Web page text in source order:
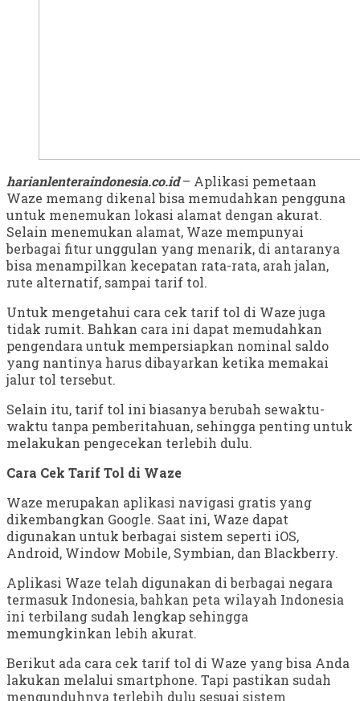
harianlenteraindonesia.co.id– Aplikasi pemetaan
Waze memang dikenal bisa memudahkan pengguna
untuk menemukan lokasi alamat dengan akurat.
Selain menemukan alamat, Waze mempunyai
berbagai fitur unggulan yang menarik, di antaranya
bisa menampilkan kecepatan rata-rata, arah jalan,
rute alternatif, sampai tarif tol.
Untuk mengetahui cara cek tarif tol di Waze juga
tidak rumit. Bahkan cara ini dapat memudahkan
pengendara untuk mempersiapkan nominal saldo
yang nantinya harus dibayarkan ketika memakai
jalur tol tersebut.
Selain itu, tarif tol ini biasanya berubah sewaktu-
waktu tanpa pemberitahuan, sehingga penting untuk
melakukan pengecekan terlebih dulu.
Cara Cek Tarif Tol di Waze
Waze merupakan aplikasi navigasi gratis yang
dikembangkan Google. Saat ini, Waze dapat
digunakan untuk berbagai sistem seperti iOS,
Android, Window Mobile, Symbian, dan Blackberry.
Aplikasi Waze telah digunakan di berbagai negara
termasuk Indonesia, bahkan peta wilayah Indonesia
ini terbilang sudah lengkap sehingga
memungkinkan lebih akurat.
Berikut ada cara cek tarif tol di Waze yang bisa Anda
lakukan melalui smartphone. Tapi pastikan sudah
mengunduhnya terlebih dulu sesuai sistem